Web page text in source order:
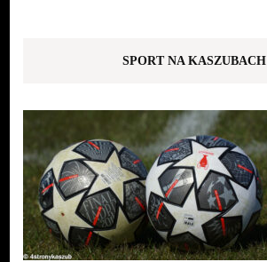
SPORT NA KASZUBACH